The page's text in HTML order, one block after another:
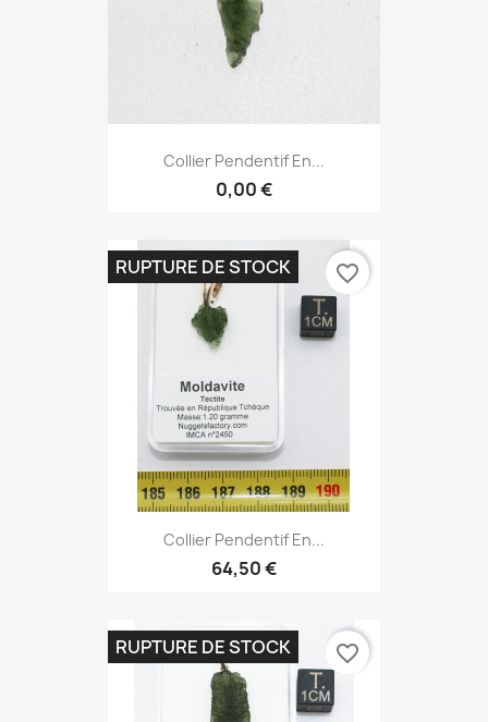
Collier Pendentif En...
0,00 €
Collier Pendentif En...
64,50 €
RUPTURE DE STOCK favorite_border
RUPTURE DE STOCK favorite_border